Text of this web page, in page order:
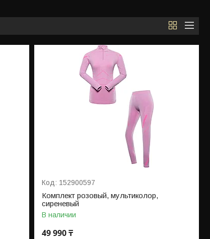
152900597
Комплект розовый, мультиколор,
сиреневый
В наличии
49 990 ₸